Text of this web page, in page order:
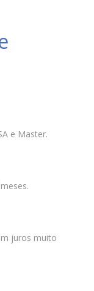
e Master.
juros muito